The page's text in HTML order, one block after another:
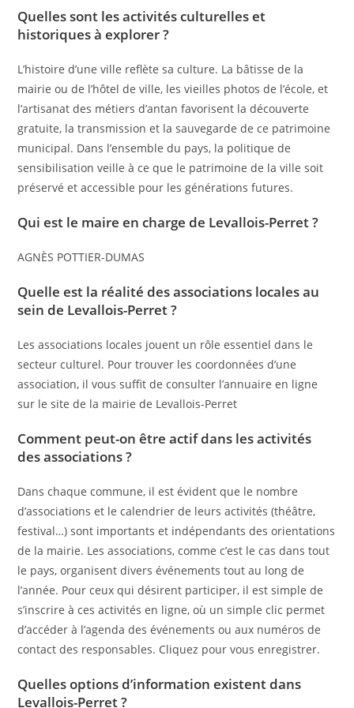
Quelles sont les activités culturelles et
historiques à explorer ?
L’histoire d’une ville reflète sa culture. La bâtisse de la
mairie ou de l’hôtel de ville, les vieilles photos de l’école, et
l’artisanat des métiers d’antan favorisent la découverte
gratuite, la transmission et la sauvegarde de ce patrimoine
municipal. Dans l’ensemble du pays, la politique de
sensibilisation veille à ce que le patrimoine de la ville soit
préservé et accessible pour les générations futures.
Qui est le maire en charge de Levallois-Perret ?
AGNÈS POTTIER-DUMAS
Quelle est la réalité des associations locales au
sein de Levallois-Perret ?
Les associations locales jouent un rôle essentiel dans le
secteur culturel. Pour trouver les coordonnées d’une
association, il vous suffit de consulter l’annuaire en ligne
sur le site de la mairie de Levallois-Perret
Comment peut-on être actif dans les activités
des associations ?
Dans chaque commune, il est évident que le nombre
d’associations et le calendrier de leurs activités (théâtre,
festival…) sont importants et indépendants des orientations
de la mairie. Les associations, comme c’est le cas dans tout
le pays, organisent divers événements tout au long de
l’année. Pour ceux qui désirent participer, il est simple de
s’inscrire à ces activités en ligne, où un simple clic permet
d’accéder à l’agenda des événements ou aux numéros de
contact des responsables. Cliquez pour vous enregistrer.
Quelles options d’information existent dans
Levallois-Perret ?